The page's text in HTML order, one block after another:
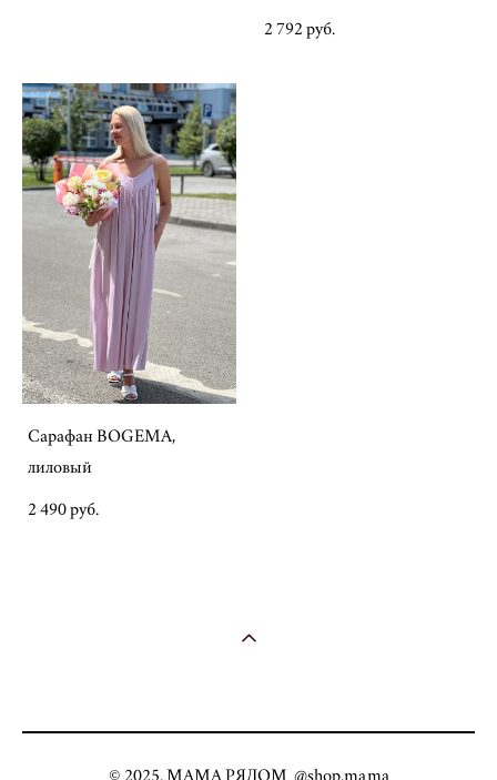
2 792 pуб.
Сарафан BOGEMA,
лиловый
2 490 pуб.
© 2025. МАМА РЯДОМ @shop.mama